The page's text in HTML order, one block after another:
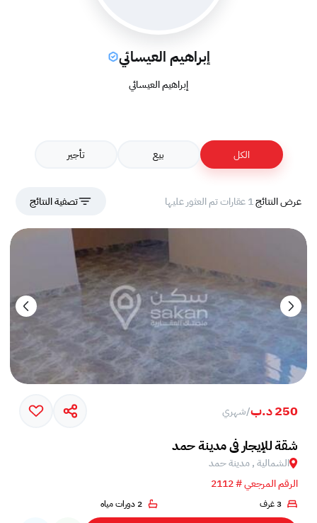
إبراهيم العيسائي
إبراهيم العيسائي
الكل بيع تأجير
عرض النتائج1 عقارات تم العثور عليها تصفية النتائج
250 د.ب /شهري
شقة للإيجار في مدينة حمد
الشمالية , مدينة حمد
الرقم المرجعي # 2112
3 غرف 2 دورات مياه